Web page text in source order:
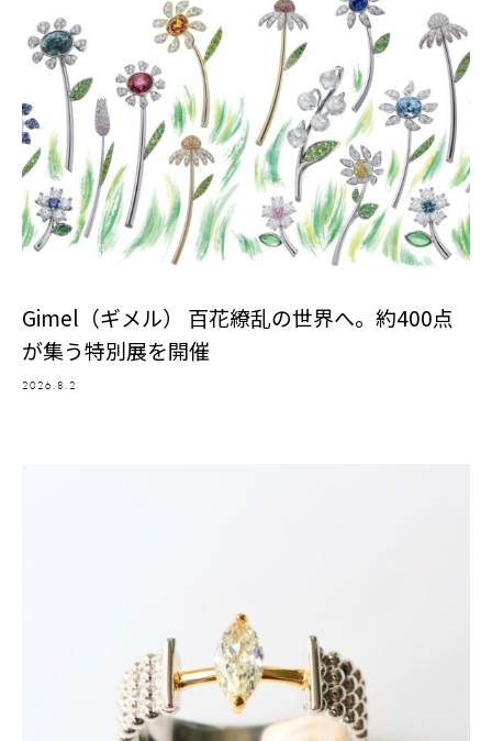
Gimel（ギメル） 百花繚乱の世界へ。約400点
が集う特別展を開催
2026.8.2